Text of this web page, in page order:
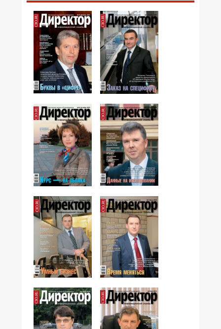
№12,2010 №11,2010
№10,2010 №09,2010
№08,2010 №07,2010